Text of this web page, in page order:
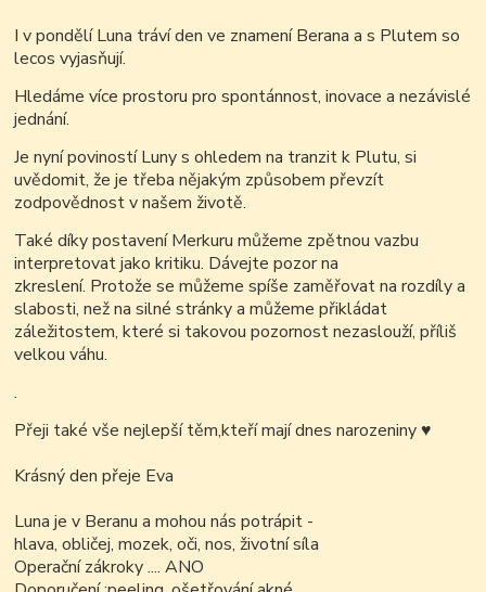
I v pondělí Luna tráví den ve znamení Berana a s Plutem so
lecos vyjasňují.
Hledáme více prostoru pro spontánnost, inovace a nezávislé
jednání.
Je nyní poviností Luny s ohledem na tranzit k Plutu, si
uvědomit, že je třeba nějakým způsobem převzít
zodpovědnost v našem životě.
Také díky postavení Merkuru můžeme zpětnou vazbu
interpretovat jako kritiku. Dávejte pozor na
zkreslení. Protože se můžeme spíše zaměřovat na rozdíly a
slabosti, než na silné stránky a můžeme přikládat
záležitostem, které si takovou pozornost nezaslouží, příliš
velkou váhu.
.
Přeji také vše nejlepší těm,kteří mají dnes narozeniny ♥
Krásný den přeje Eva
Luna je v Beranu a mohou nás potrápit -
hlava, obličej, mozek, oči, nos, životní síla
Operační zákroky .... ANO